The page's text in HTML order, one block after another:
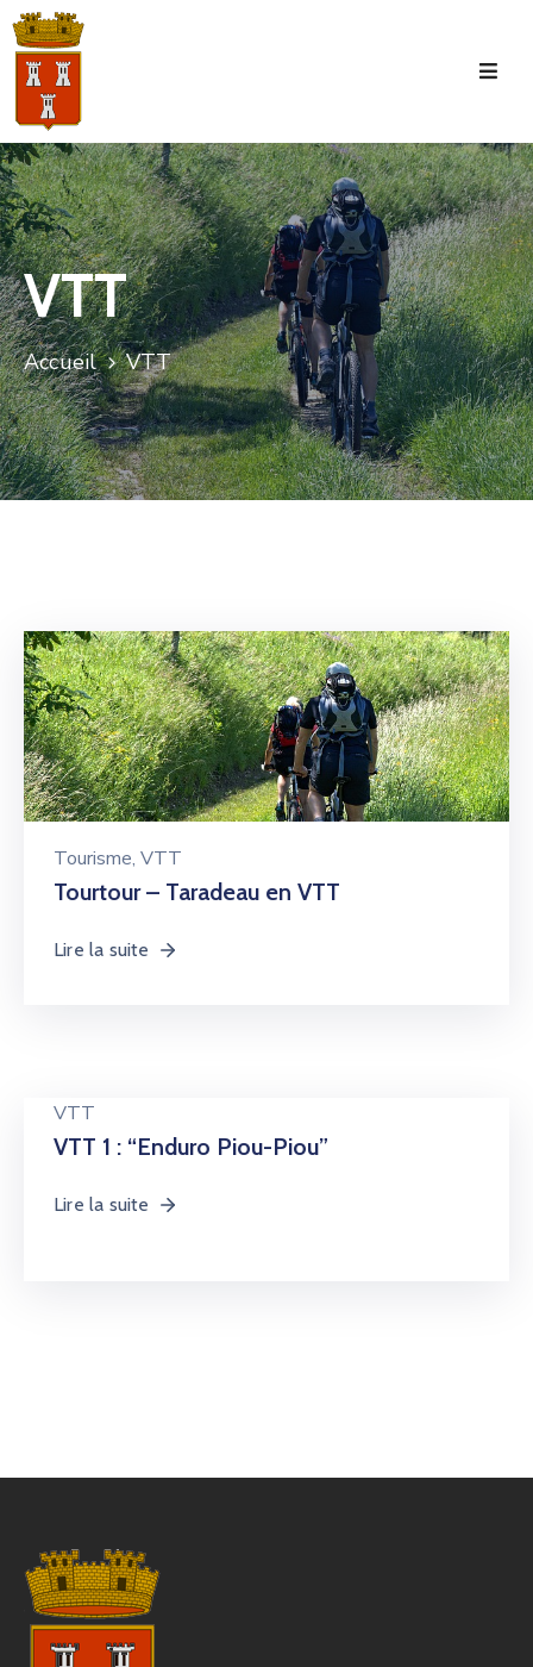
Accueil
La
Commune
Tourisme
Manifestations
Vie
Municipale
Services
Jeunesse
VTT
Accueil VTT
Tourisme‚ VTT
Tourtour – Taradeau en VTT
Lire la suite
VTT
VTT 1 : “Enduro Piou-Piou”
Lire la suite